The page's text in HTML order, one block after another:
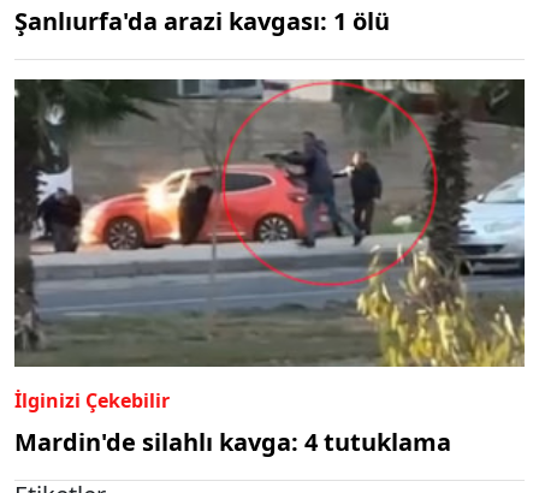
Şanlıurfa'da arazi kavgası: 1 ölü
İlginizi Çekebilir
Mardin'de silahlı kavga: 4 tutuklama